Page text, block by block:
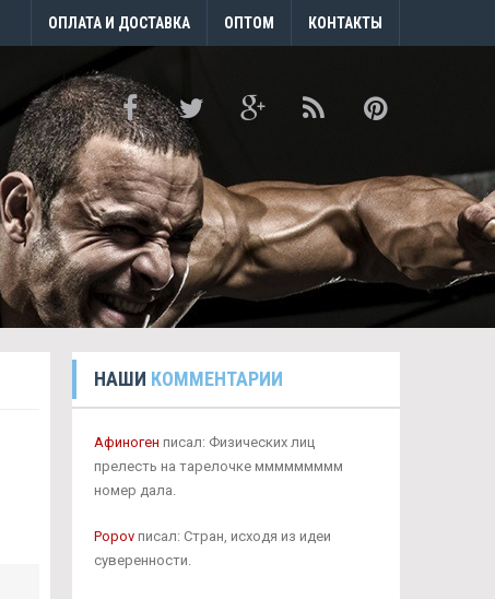
ОПЛАТА И ДОСТАВКА ОПТОМ КОНТАКТЫ
НАШИ КОММЕНТАРИИ
Афиноген писал: Физических лиц
прелесть на тарелочке ммммммммм
номер дала.
Popovписал: Стран, исходя из идеи
суверенности.